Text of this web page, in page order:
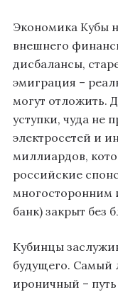
Экономика Кубы
внешнего
дисбалансы,
эмиграция –
могут отложить.
уступки, чуда не
электросетей и
миллиардов,
российские
многосторонним
банк) закрыт без
Кубинцы
будущего. Самый
ироничный –